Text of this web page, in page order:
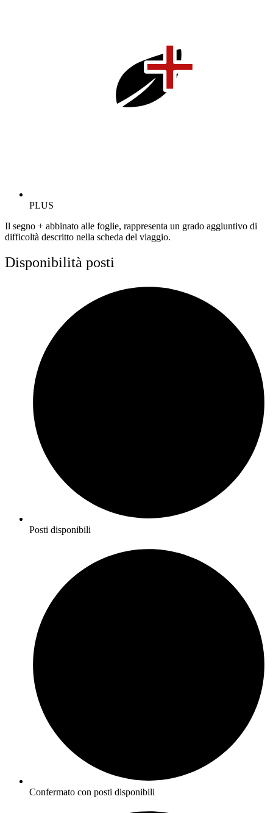
PLUS
Il segno + abbinato alle foglie, rappresenta un grado aggiuntivo di
difficoltà descritto nella scheda del viaggio.
Disponibilità posti
Posti disponibili
Confermato con posti disponibili